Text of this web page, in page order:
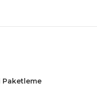
Paketleme